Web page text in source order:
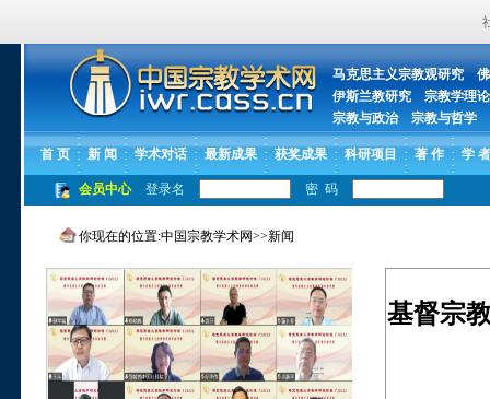
马克思主义宗教观研究
伊斯兰教研究
宗教学理论
宗教与政治
宗教与哲学
首 页 新 闻 学术对话 最新成果 获奖成果 科研项目 著 作 学 者
会员中心 登录名 密 码
你现在的位置:中国宗教学术网>>新闻
基督宗